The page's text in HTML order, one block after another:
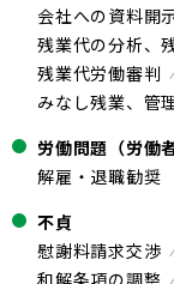
会社への資料開
残業代の分析、
残業代労働審判
みなし残業、管
労働問題（労働
解雇・退職勧奨
不貞
慰謝料請求交渉
和解条項の調整